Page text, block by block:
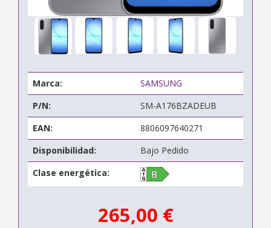
Marca:
SAMSUNG
P/N:
SM-A176BZADEUB
EAN:
8806097640271
Disponibilidad:
Bajo Pedido
Clase energética:
265,00 €